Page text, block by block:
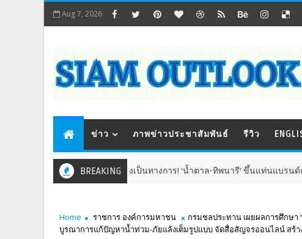
Aug 7, 2026
ข่าว ภาพข่าวประชาสัมพันธ์ รีวิว
BREAKING
เปิดตัวอย่างเป็นทางการ! ‘น้ำตาล-ทิพนารี’ ขึ้นแท่นแบรนด์แอมบาส
Home ราชการ องค์การมหาชน
กรมชลประทาน เผยผลการศึกษา
บูรณาการแก้ปัญหาน้ำท่วม-ภัยแล้งเต็มรูปแบบ จัดสื่อสัญจรออนไลน์ สร้